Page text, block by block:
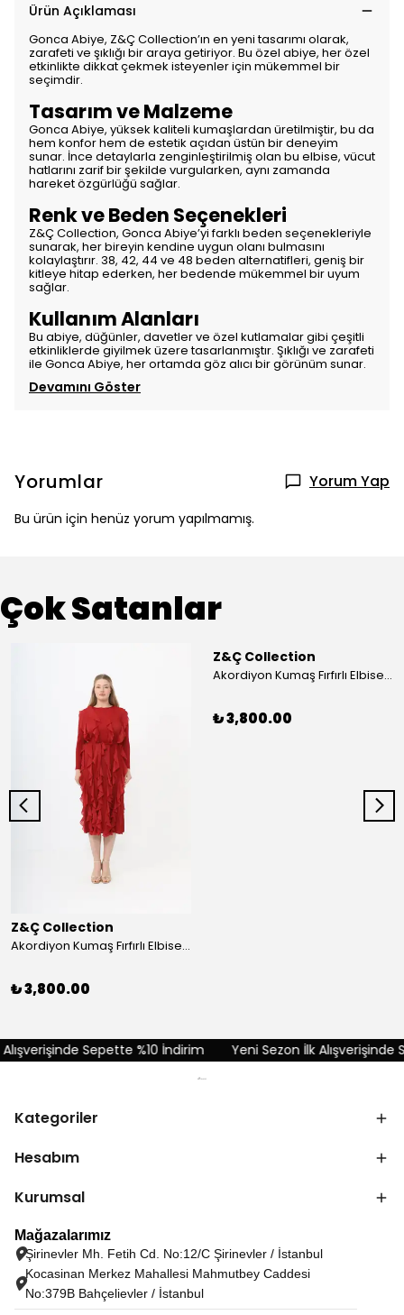
Ürün Açıklaması
Gonca Abiye, Z&Ç Collection’ın en yeni tasarımı olarak,
zarafeti ve şıklığı bir araya getiriyor. Bu özel abiye, her özel
etkinlikte dikkat çekmek isteyenler için mükemmel bir
seçimdir.
Tasarım ve Malzeme
Gonca Abiye, yüksek kaliteli kumaşlardan üretilmiştir, bu da
hem konfor hem de estetik açıdan üstün bir deneyim
sunar. İnce detaylarla zenginleştirilmiş olan bu elbise, vücut
hatlarını zarif bir şekilde vurgularken, aynı zamanda
hareket özgürlüğü sağlar.
Renk ve Beden Seçenekleri
Z&Ç Collection, Gonca Abiye’yi farklı beden seçenekleriyle
sunarak, her bireyin kendine uygun olanı bulmasını
kolaylaştırır. 38, 42, 44 ve 48 beden alternatifleri, geniş bir
kitleye hitap ederken, her bedende mükemmel bir uyum
sağlar.
Kullanım Alanları
Bu abiye, düğünler, davetler ve özel kutlamalar gibi çeşitli
etkinliklerde giyilmek üzere tasarlanmıştır. Şıklığı ve zarafeti
ile Gonca Abiye, her ortamda göz alıcı bir görünüm sunar.
Devamını Göster
Yorumlar Yorum Yap
Bu ürün için henüz yorum yapılmamış.
Çok Satanlar
Z&Ç Collection
Akordiyon Kumaş Fırfırlı Elbise - Kırmızı
₺ 3,800.00
Z&Ç Collection
Akordiyon Kumaş Fırfırlı Elbise - Mavi
₺ 3,800.00
Sepette %10 İndirim Yeni Sezon İlk Alışverişinde
Kategoriler
Hesabım
Kurumsal
Mağazalarımız
Şirinevler Mh. Fetih Cd. No:12/C Şirinevler / İstanbul
Kocasinan Merkez Mahallesi Mahmutbey Caddesi
No:379B Bahçelievler / İstanbul